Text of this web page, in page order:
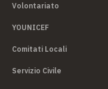
Volontariato
YOUNICEF
Comitati Locali
Servizio Civile